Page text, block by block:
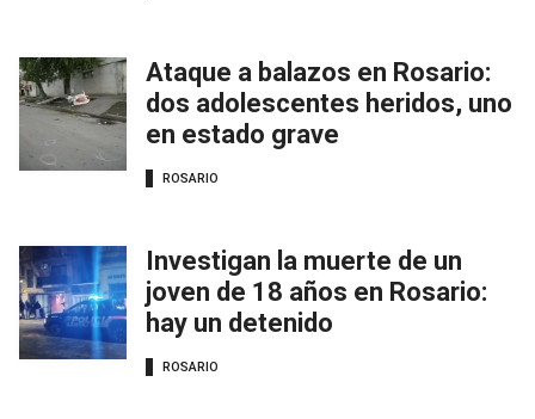
Ataque a balazos en Rosario:
dos adolescentes heridos, uno
en estado grave
ROSARIO
Investigan la muerte de un
joven de 18 años en Rosario:
hay un detenido
ROSARIO